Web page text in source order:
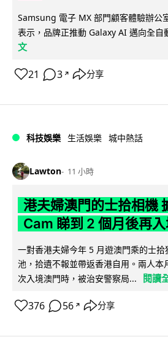
Samsung 電子 MX 部門顧客體驗辦公
表示，品牌正推動 Galaxy AI 邁向全自
文
21 3 ↗ 分享
科技娛樂 生活娛樂 城中熱話
Lawton 11 小時
港夫婦澳門的士拾相機
Cam 睇到 2 個月後再
一對香港夫婦今年 5 月遊澳門乘的士
池，拾遺不報並帶返香港自用。兩人本
次入境澳門時，被治安警察局...
閱讀
376 56 ↗ 分享